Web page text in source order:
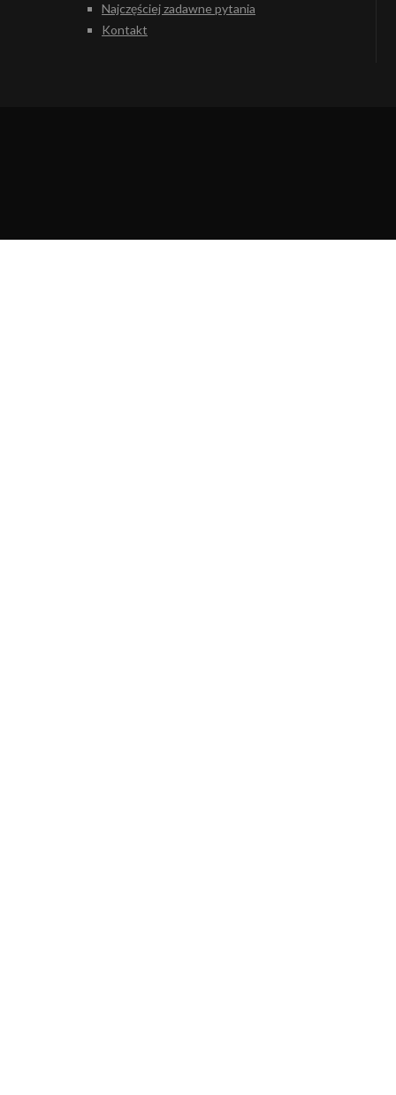
Najczęściej zadawne pytania
Kontakt